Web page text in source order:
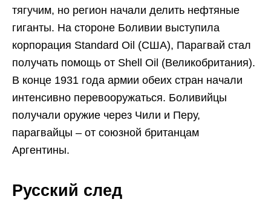
тягучим, но регион начали делить нефтяные
гиганты. На стороне Боливии выступила
корпорация Standard Oil (США), Парагвай стал
получать помощь от Shell Oil (Великобритания).
В конце 1931 года армии обеих стран начали
интенсивно перевооружаться. Боливийцы
получали оружие через Чили и Перу,
парагвайцы – от союзной британцам
Аргентины.
Русский след